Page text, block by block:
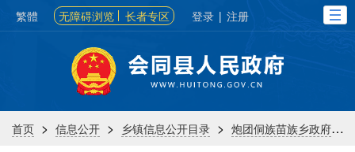
繁體 无障碍浏览 长者专区 登录 | 注册
首页 > 信息公开 > 乡镇信息公开目录 > 炮团侗族苗族乡政府 >